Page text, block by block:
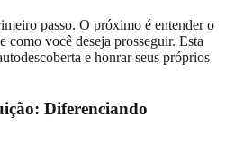
passo. O próximo é entender o
como você deseja prosseguir. Esta
e honrar seus próprios
Diferenciando